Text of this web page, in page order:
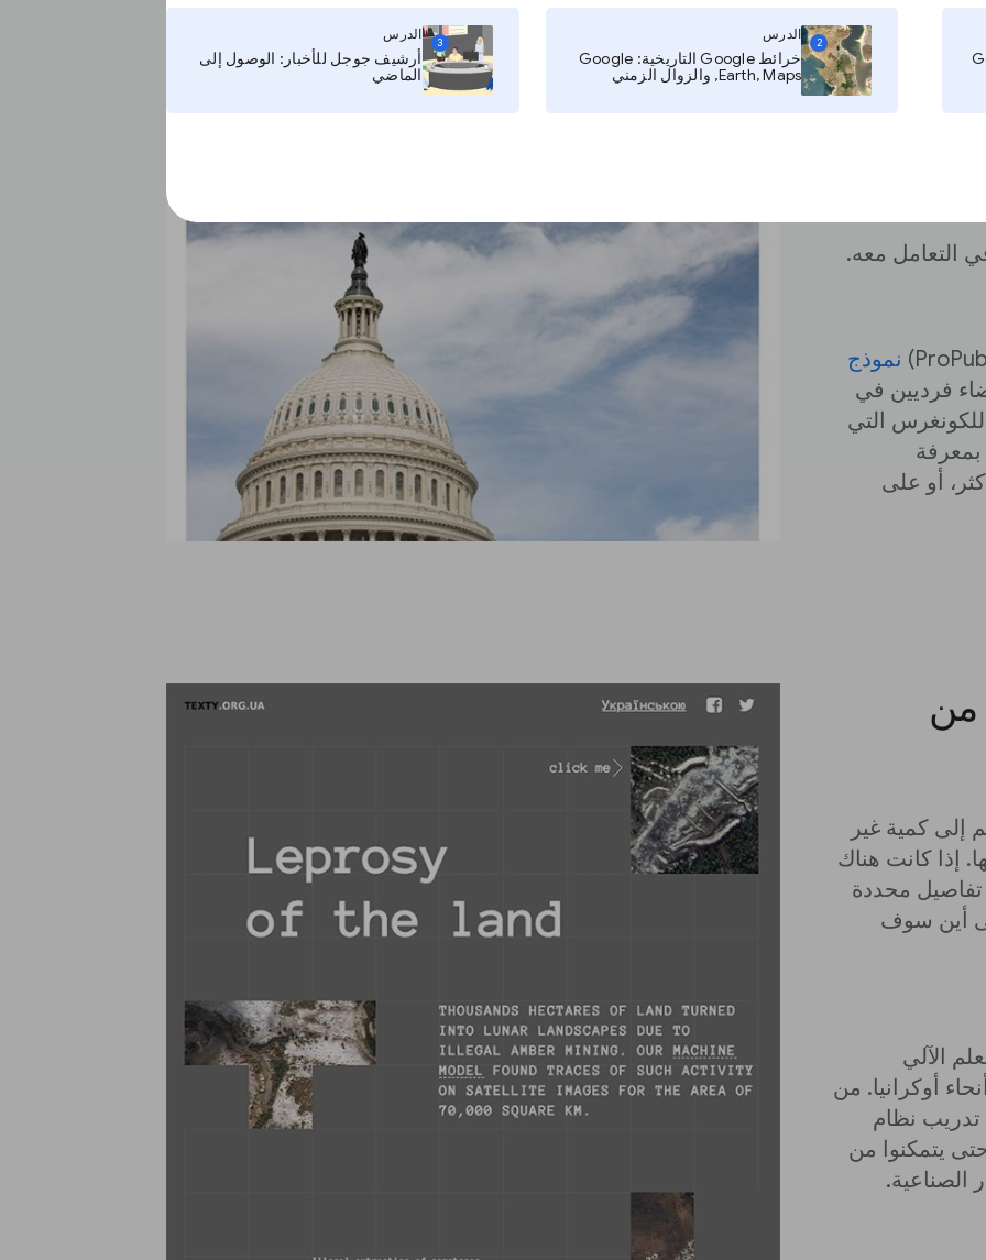
2
الدرس
خرائط Google التاريخية: Google
Earth, Maps, والزوال الزمني
3
الدرس
أرشيف جوجل للأخبار: الوصول إلى
الماضي
قصة وهو
طبيعة
مقارنة
رئيس آخر
التعامل معه.
نموذج
فرديين في
للكونغرس التي
أو على
من
إلى كمية غير
إذا كانت هناك
تفاصيل محددة
أين سوف
الآلي
أوكرانيا. من
تدريب نظام
حتى يتمكنوا من
الصناعية.